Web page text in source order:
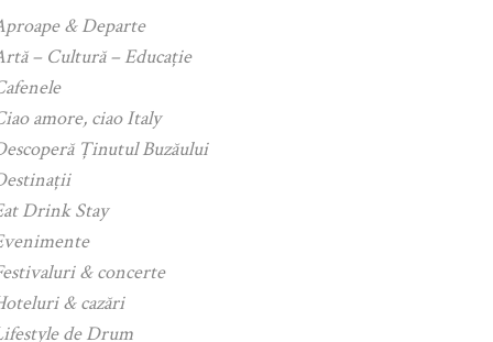
& Departe
– Cultură – Educație
amore, ciao Italy
Ținutul Buzăului
Drink Stay
& concerte
& cazări
de Drum